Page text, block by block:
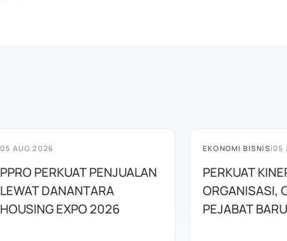
05 AUG 2026
PPRO PERKUAT PENJUALAN
LEWAT DANANTARA
HOUSING EXPO 2026
EKONOMI BISNIS|05
PERKUAT
ORGANISASI,
PEJABAT BARU